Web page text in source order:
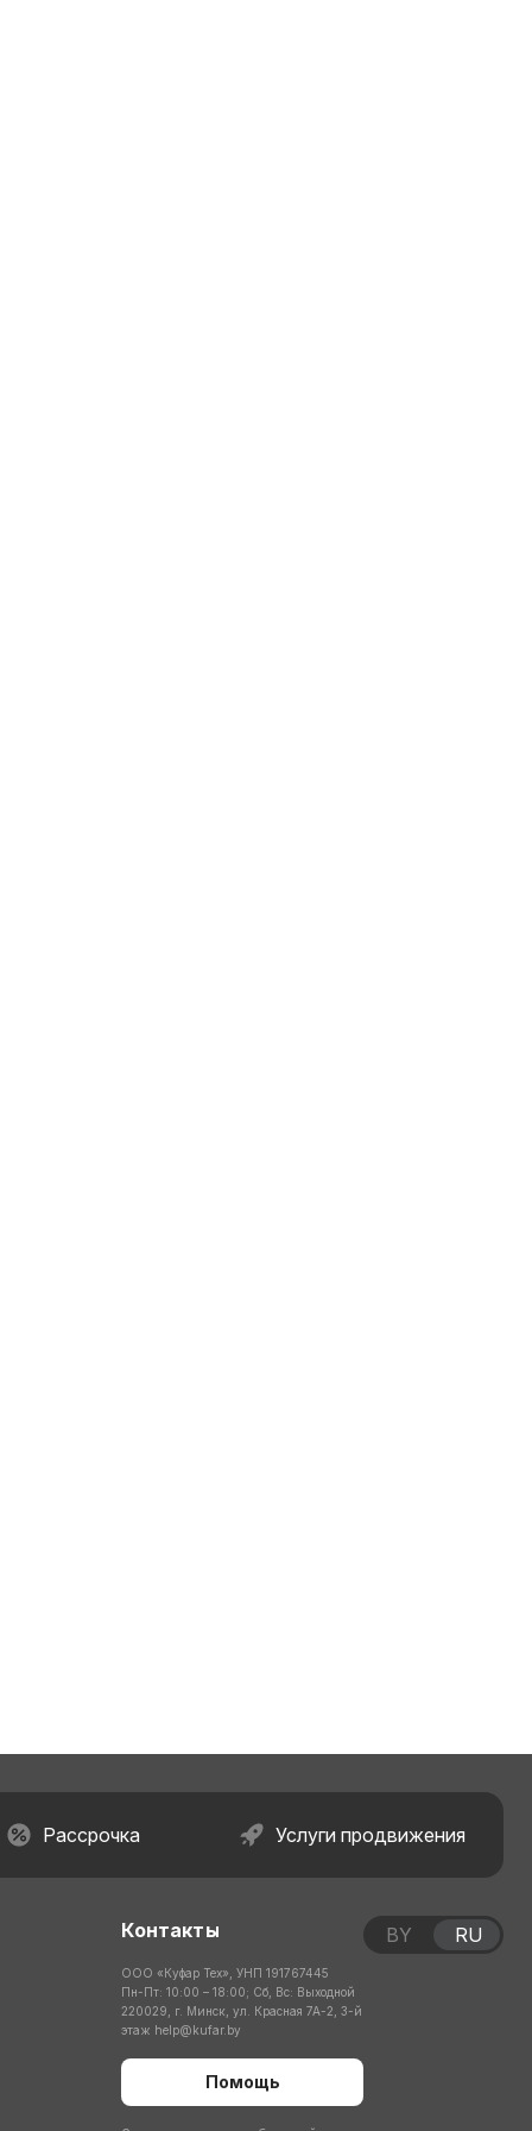
Рассрочка Услуги продвижения
Контакты
ООО «Куфар Тех», УНП 191767445
Пн-Пт: 10:00 – 18:00; Сб, Вс: Выходной
220029, г. Минск, ул. Красная 7А-2, 3-й
этаж help@kufar.by
Помощь
BY RU